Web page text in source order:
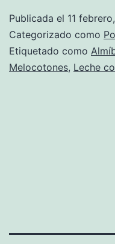
de
Publicada el 11
Categorizado como
Etiquetado como
Melocotones, Leche